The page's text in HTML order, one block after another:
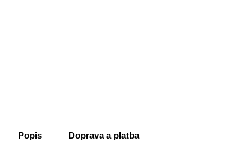
Popis Doprava a platba